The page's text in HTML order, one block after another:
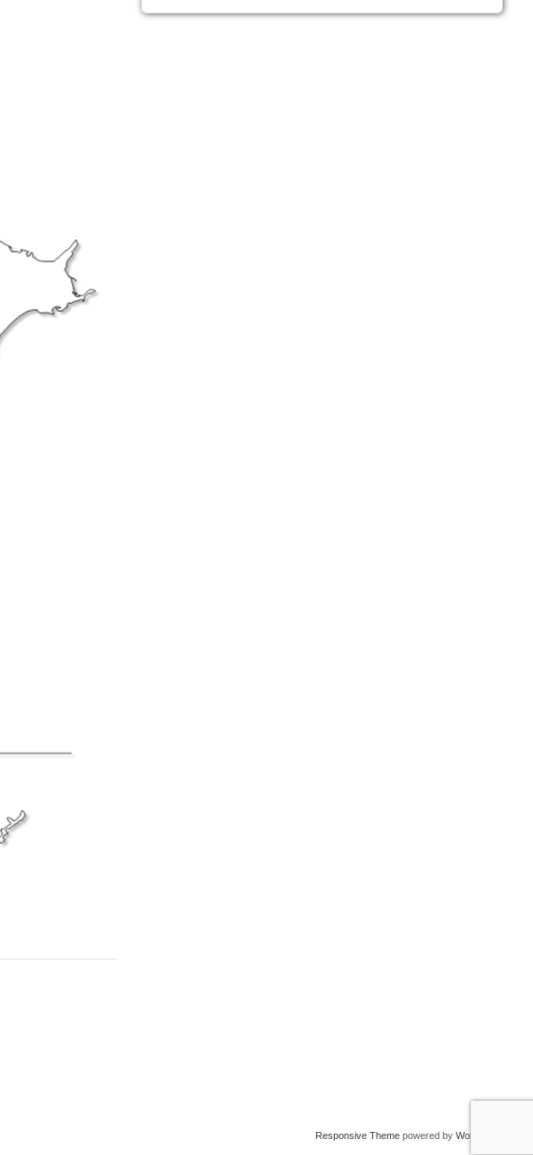
Responsive Themepowered by WordPress